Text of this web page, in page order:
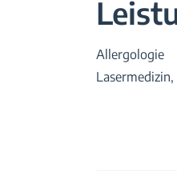
Allergologie